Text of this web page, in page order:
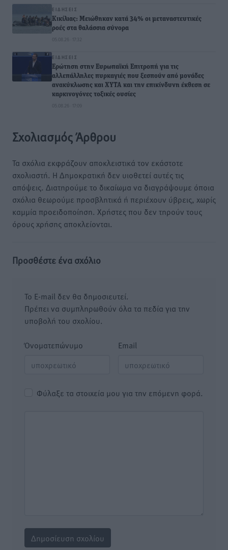
ΕΙΔΉΣΕΙΣ
Κικίλιας: Μειώθηκαν κατά 34% οι μεταναστευτικές
ροές στα θαλάσσια σύνορα
05.08.26 · 17:32
ΕΙΔΉΣΕΙΣ
Ερώτηση στην Ευρωπαϊκή Επιτροπή για τις
αλλεπάλληλες πυρκαγιές που ξεσπούν από μονάδες
ανακύκλωσης και ΧΥΤΑ και την επικίνδυνη έκθεση σε
καρκινογόνες τοξικές ουσίες
05.08.26 · 17:09
Σχολιασμός Άρθρου
Τα σχόλια εκφράζουν αποκλειστικά τον εκάστοτε
σχολιαστή. Η Δημοκρατική δεν υιοθετεί αυτές τις
απόψεις. Διατηρούμε το δικαίωμα να διαγράψουμε όποια
σχόλια θεωρούμε προσβλητικά ή περιέχουν ύβρεις, χωρίς
καμμία προειδοποίηση. Χρήστες που δεν τηρούν τους
όρους χρήσης αποκλείονται.
Προσθέστε ένα σχόλιο
Το E-mail δεν θα δημοσιευτεί.
Πρέπει να συμπληρωθούν όλα τα πεδία για την
υποβολή του σχολίου.
Όνοματεπώνυμο Email
Φύλαξε τα στοιχεία μου για την επόμενη φορά.